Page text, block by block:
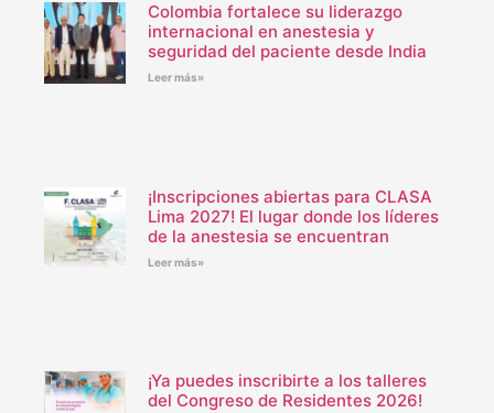
Colombia fortalece su liderazgo
internacional en anestesia y
seguridad del paciente desde India
Leer más»
¡Inscripciones abiertas para CLASA
Lima 2027! El lugar donde los líderes
de la anestesia se encuentran
Leer más»
¡Ya puedes inscribirte a los talleres
del Congreso de Residentes 2026!